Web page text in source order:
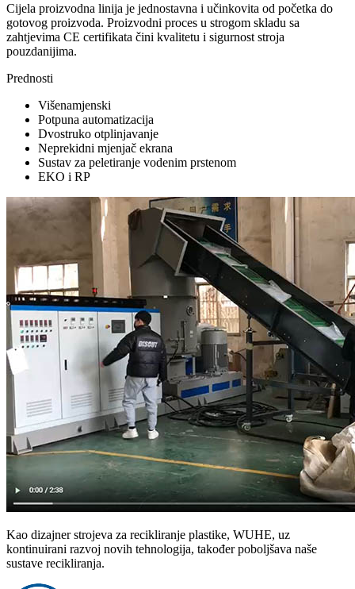
Cijela proizvodna linija je jednostavna i učinkovita od početka do
gotovog proizvoda. Proizvodni proces u strogom skladu sa
zahtjevima CE certifikata čini kvalitetu i sigurnost stroja
pouzdanijima.
Prednosti
Višenamjenski
Potpuna automatizacija
Dvostruko otplinjavanje
Neprekidni mjenjač ekrana
Sustav za peletiranje vodenim prstenom
EKO i RP
Kao dizajner strojeva za recikliranje plastike, WUHE, uz
kontinuirani razvoj novih tehnologija, također poboljšava naše
sustave recikliranja.